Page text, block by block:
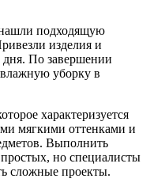
подходящую
изделия и
По завершении
влажную уборку в
характеризуется
мягкими оттенками и
Выполнить
но специалисты
сложные проекты.